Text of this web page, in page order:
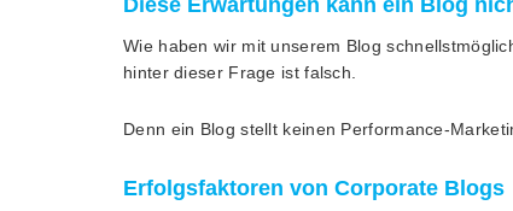
Diese Erwartungen kann ein Blog
Wie haben wir mit unserem Blog
hinter dieser Frage ist falsch.
Denn ein Blog stellt keinen Performance-
Erfolgsfaktoren von Corporate Blogs